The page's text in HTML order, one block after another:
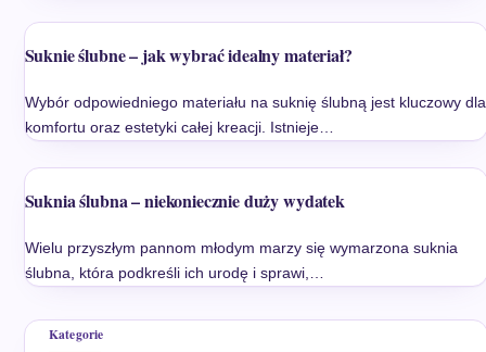
Suknie ślubne – jak wybrać idealny materiał?
Wybór odpowiedniego materiału na suknię ślubną jest kluczowy dla
komfortu oraz estetyki całej kreacji. Istnieje…
Suknia ślubna – niekoniecznie duży wydatek
Wielu przyszłym pannom młodym marzy się wymarzona suknia
ślubna, która podkreśli ich urodę i sprawi,…
Kategorie